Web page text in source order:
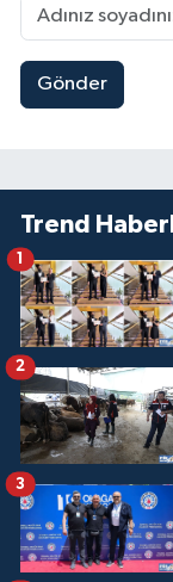
Gönder
Trend
1
2
3